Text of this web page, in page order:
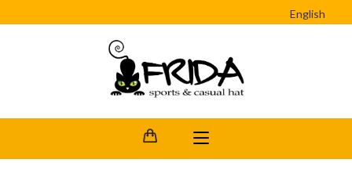
English